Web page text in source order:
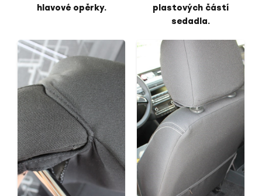
hlavové opěrky.
plastových částí
sedadla.